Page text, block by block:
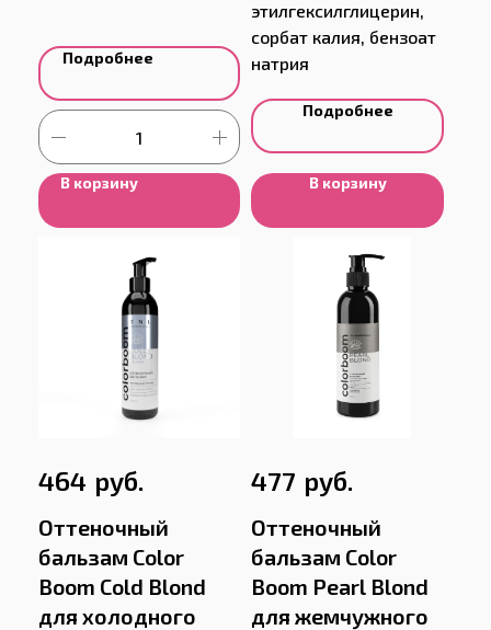
Подробнее
В корзину
этилгексилглицерин,
сорбат калия, бензоат
натрия
Подробнее
В корзину
464 руб.
Оттеночный
бальзам Color
Boom Cold Blond
для холодного
477 руб.
Оттеночный
бальзам Color
Boom Pearl Blond
для жемчужного